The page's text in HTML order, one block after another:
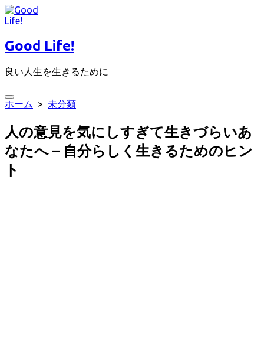
コ
ン
ン
へ
キ
ッ
Good Life!
良い人生を生きるために
検
り
替
え
ホーム > 未分類
人の意見を気にしすぎて生きづらいあ
なたへ – 自分らしく生きるためのヒン
ト